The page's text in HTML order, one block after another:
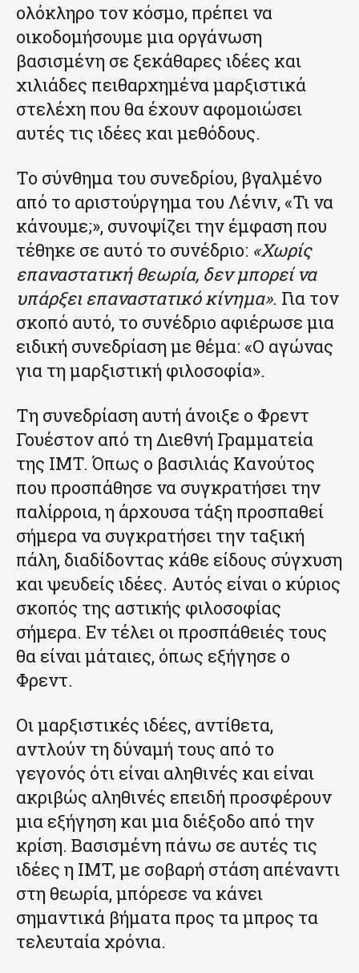
ολόκληρο τον κόσμο, πρέπει να
οικοδομήσουμε μια οργάνωση
βασισμένη σε ξεκάθαρες ιδέες και
χιλιάδες πειθαρχημένα μαρξιστικά
στελέχη που θα έχουν αφομοιώσει
αυτές τις ιδέες και μεθόδους.
Το σύνθημα του συνεδρίου, βγαλμένο
από το αριστούργημα του Λένιν, «Τι να
κάνουμε;», συνοψίζει την έμφαση που
τέθηκε σε αυτό το συνέδριο: «Χωρίς
επαναστατική θεωρία, δεν μπορεί να
υπάρξει επαναστατικό κίνημα». Για τον
σκοπό αυτό, το συνέδριο αφιέρωσε μια
ειδική συνεδρίαση με θέμα: «Ο αγώνας
για τη μαρξιστική φιλοσοφία».
Τη συνεδρίαση αυτή άνοιξε ο Φρεντ
Γουέστον από τη Διεθνή Γραμματεία
της IMT. Όπως ο βασιλιάς Κανούτος
που προσπάθησε να συγκρατήσει την
παλίρροια, η άρχουσα τάξη προσπαθεί
σήμερα να συγκρατήσει την ταξική
πάλη, διαδίδοντας κάθε είδους σύγχυση
και ψευδείς ιδέες. Αυτός είναι ο κύριος
σκοπός της αστικής φιλοσοφίας
σήμερα. Εν τέλει οι προσπάθειές τους
θα είναι μάταιες, όπως εξήγησε ο
Φρεντ.
Οι μαρξιστικές ιδέες, αντίθετα,
αντλούν τη δύναμή τους από το
γεγονός ότι είναι αληθινές και είναι
ακριβώς αληθινές επειδή προσφέρουν
μια εξήγηση και μια διέξοδο από την
κρίση. Βασισμένη πάνω σε αυτές τις
ιδέες η IMT, με σοβαρή στάση απέναντι
στη θεωρία, μπόρεσε να κάνει
σημαντικά βήματα προς τα μπρος τα
τελευταία χρόνια.